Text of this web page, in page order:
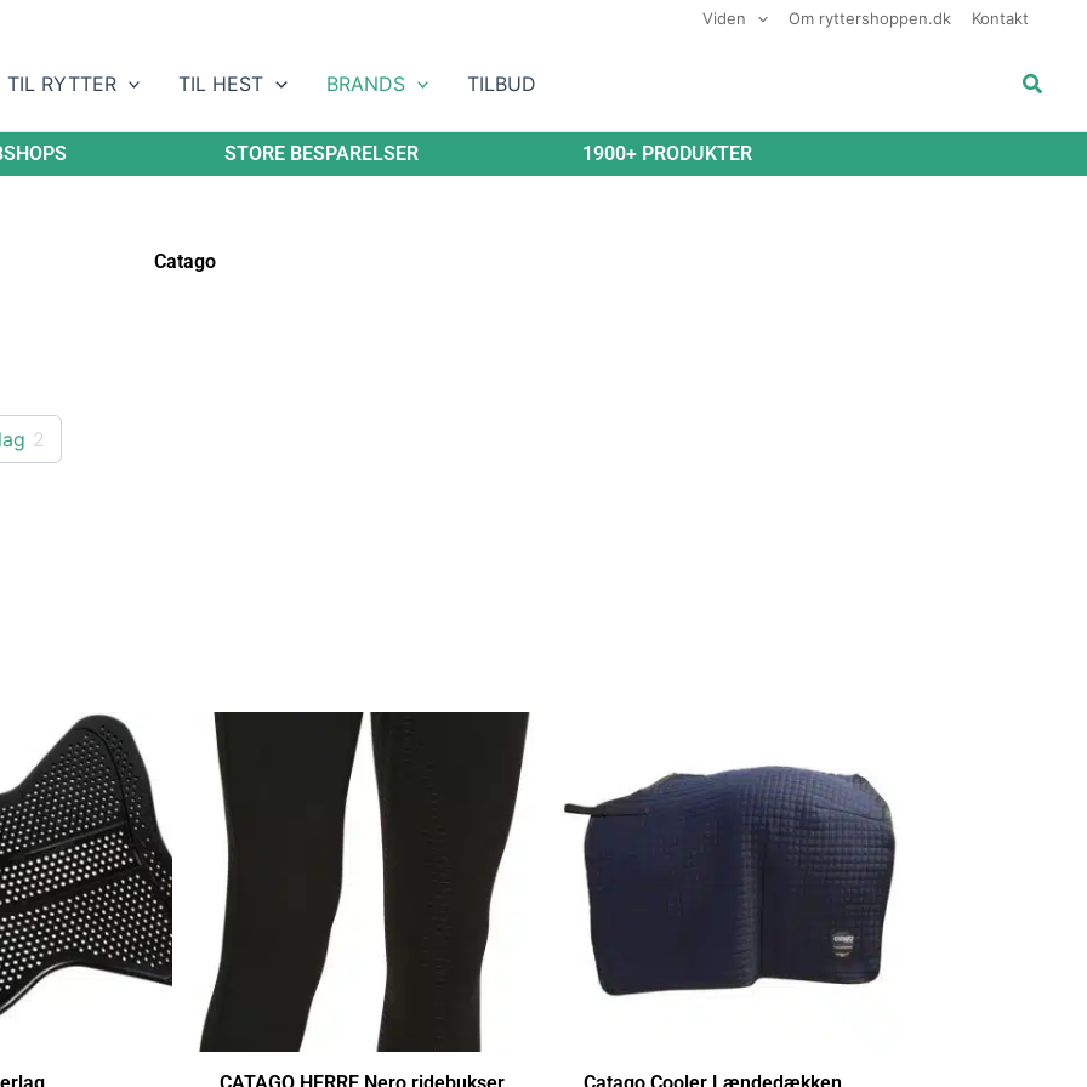
Viden Om ryttershoppen.dk Kontakt
TIL RYTTER TIL HEST BRANDS TILBUD Søg
STORE BESPARELSER 1900+ PRODUKTER
Catago
2